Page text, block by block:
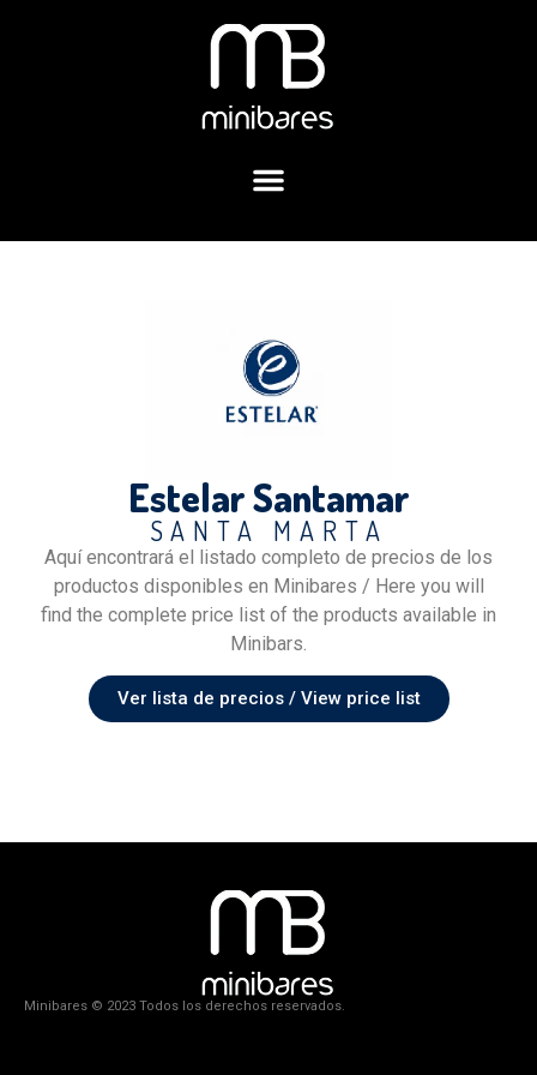
Estelar Santamar
SANTA MARTA
Aquí encontrará el listado completo de precios de los
productos disponibles en Minibares / Here you will
find the complete price list of the products available in
Minibars.
Ver lista de precios / View price list
Minibares © 2023 Todos los derechos reservados.